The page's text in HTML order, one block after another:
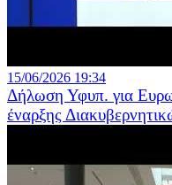
15/06/2026 19:34
Δήλωση Υφυπ. για
έναρξης